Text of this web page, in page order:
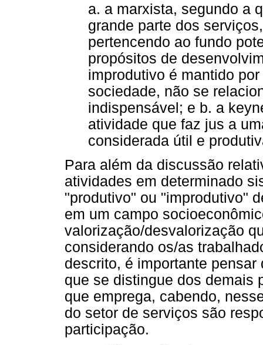
a. a marxista, segundo a
grande parte dos
pertencendo ao fundo
propósitos de
improdutivo é mantido
sociedade, não se
indispensável; e b. a
atividade que faz jus a
considerada útil e
Para além da discussão
atividades em determinado
"produtivo" ou "improdutivo"
em um campo
valorização/desvalorização
considerando os/as
descrito, é importante
que se distingue dos demais
que emprega, cabendo,
do setor de serviços são
participação.